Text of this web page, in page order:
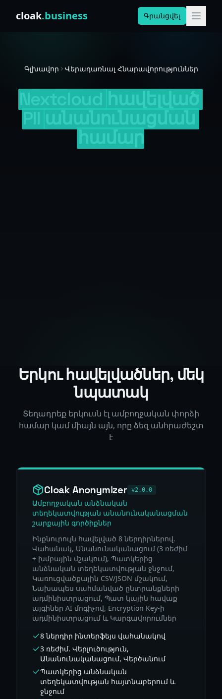
cloak.business Գրանցվել
Գլխավոր Վերադառնալ Հնարավորություններ
Երկու հավելվածներ, մեկ
նպատակ
Տեղադրեք երկուսն էլ ամբողջական փորձի
համար կամ միայն այն, որը ձեզ անհրաժեշտ
է
Cloak Anonymizer v2.0.0
Ամբողջական անձնական
տեղեկատվության անանունականացման
շարքային գործիքներ
Ինքնուրույն հավելված 8 ներդիրներով.
Վահանակ, Անանունականացում (3 ռեժիմ
+ խմբային մշակում), Պատկերից
անձնական տեղեկատվության ջնջում,
Կառուցվածքային CSV/JSON մշակում,
Նախապես սահմանված ընտրանքների
ադմինիստրացում, Պատ կային հավաք
այգիներ AI մոգիչով, Encryption Key-ի
ադմինիստրացում և Կարգավորումներ
8 ներդիր ինտերֆեյս վահանակով
3 ռեժիմ. Վերլուծություն,
Անանունականացում, Վերծանում
Պատկերից անձնական
տեղեկատվության հայտնաբերում և
ջնջում